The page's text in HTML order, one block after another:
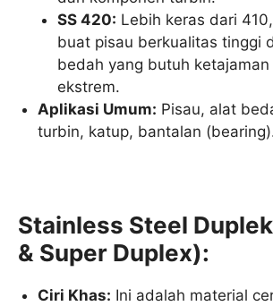
SS 420: Lebih keras dari
buat pisau berkualitas tinggi
bedah yang butuh
ekstrem.
Aplikasi Umum: Pisau, alat
turbin, katup, bantalan
Stainless Steel
& Super Duplex):
Ciri Khas: Ini adalah material